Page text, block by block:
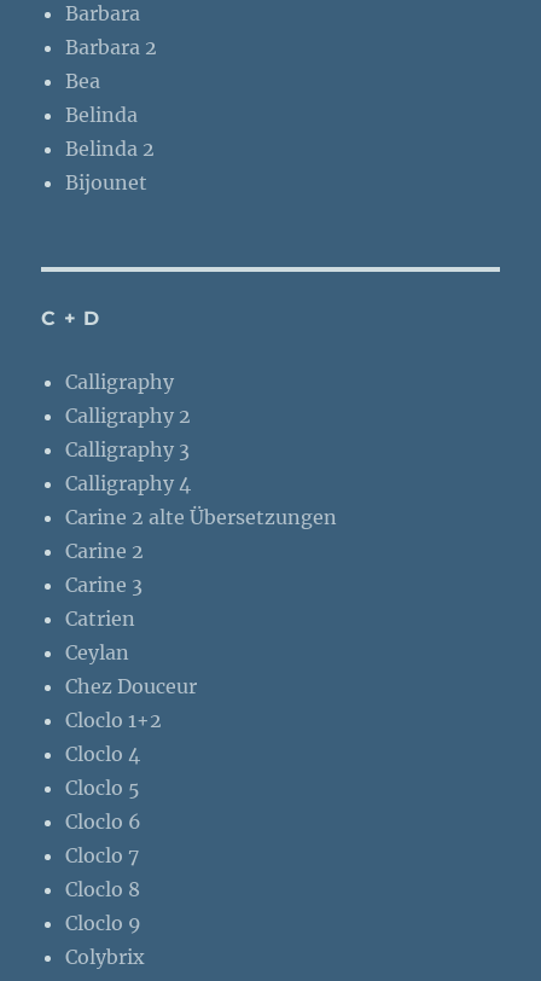
Barbara
Barbara 2
Bea
Belinda
Belinda 2
Bijounet
C + D
Calligraphy
Calligraphy 2
Calligraphy 3
Calligraphy 4
Carine 2 alte Übersetzungen
Carine 2
Carine 3
Catrien
Ceylan
Chez Douceur
Cloclo 1+2
Cloclo 4
Cloclo 5
Cloclo 6
Cloclo 7
Cloclo 8
Cloclo 9
Colybrix